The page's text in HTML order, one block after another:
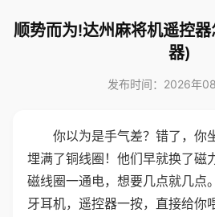
顺势而为!达州麻将机遥控
器)
发布时间：2026年
你以为是手气差？错了，你
埋满了铜线圈！他们早就换了磁
磁线圈一通电，想要几点就几点
牙耳机，遥控器一按，直接给你